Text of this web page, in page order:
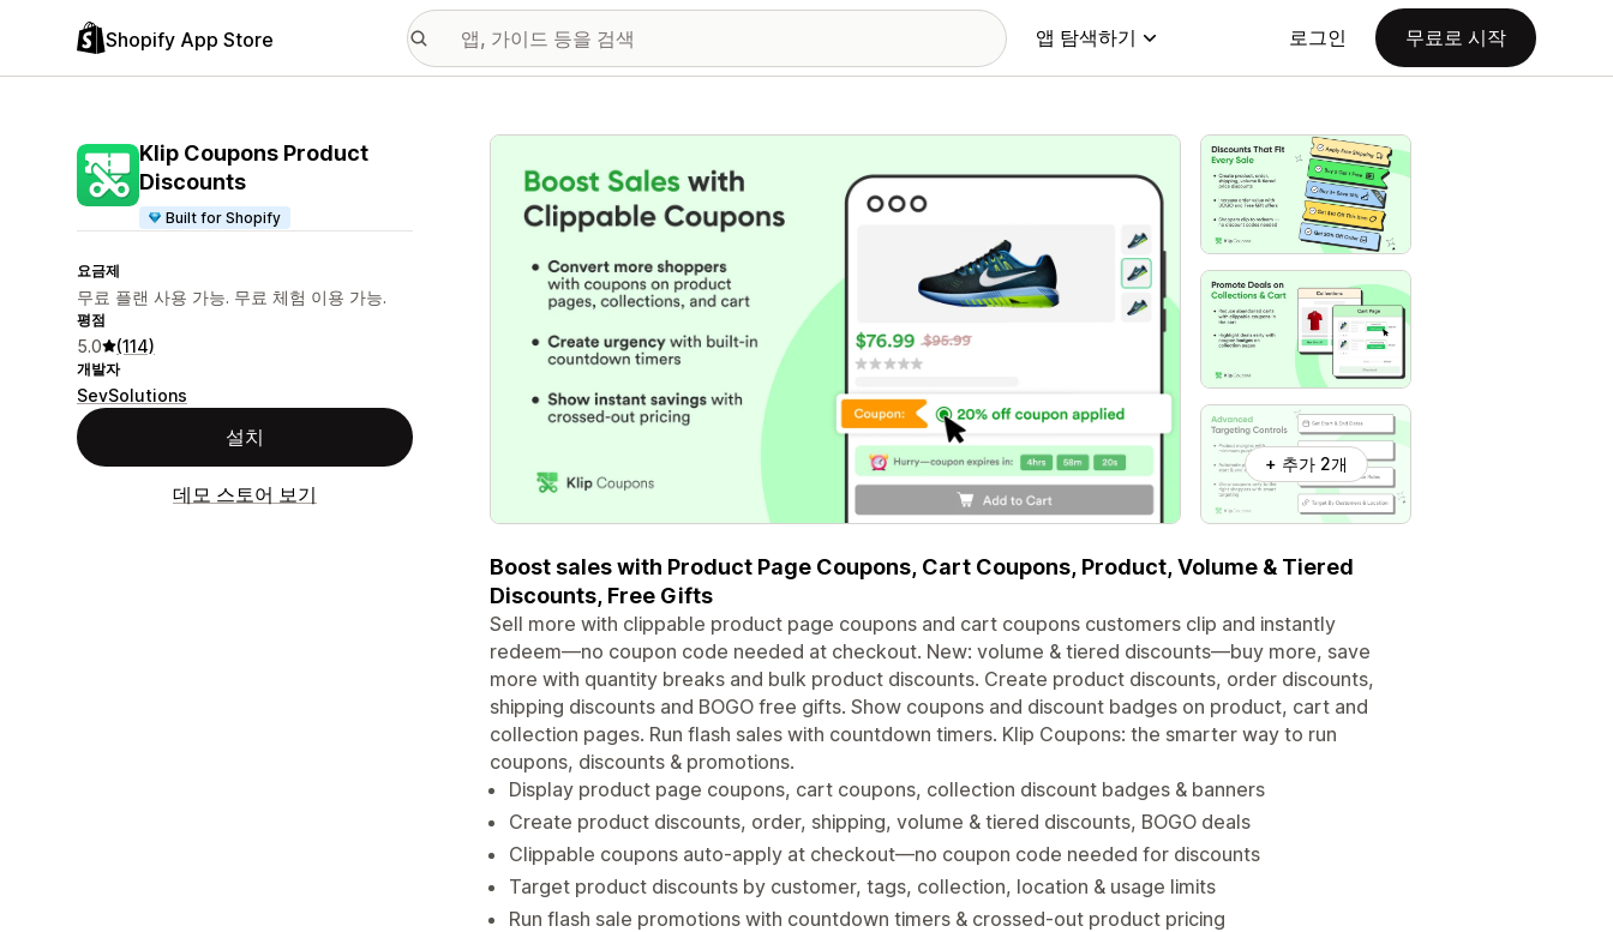
Shopify App Store 앱 탐색하기 로그인 무료로 시작
Klip Coupons Product
Discounts
Built for Shopify
요금제
무료 플랜 사용 가능. 무료 체험 이용 가능.
평점
5.0 (114)
개발자
SevSolutions
설치
데모 스토어 보기
추천 이미지 갤러리
+ 추가 2개
Boost sales with Product Page Coupons, Cart Coupons, Product, Volume & Tiered
Discounts, Free Gifts
Sell more with clippable product page coupons and cart coupons customers clip and instantly
redeem—no coupon code needed at checkout. New: volume & tiered discounts—buy more, save
more with quantity breaks and bulk product discounts. Create product discounts, order discounts,
shipping discounts and BOGO free gifts. Show coupons and discount badges on product, cart and
collection pages. Run flash sales with countdown timers. Klip Coupons: the smarter way to run
coupons, discounts & promotions.
Display product page coupons, cart coupons, collection discount badges & banners
Create product discounts, order, shipping, volume & tiered discounts, BOGO deals
Clippable coupons auto-apply at checkout—no coupon code needed for discounts
Target product discounts by customer, tags, collection, location & usage limits
Run flash sale promotions with countdown timers & crossed-out product pricing